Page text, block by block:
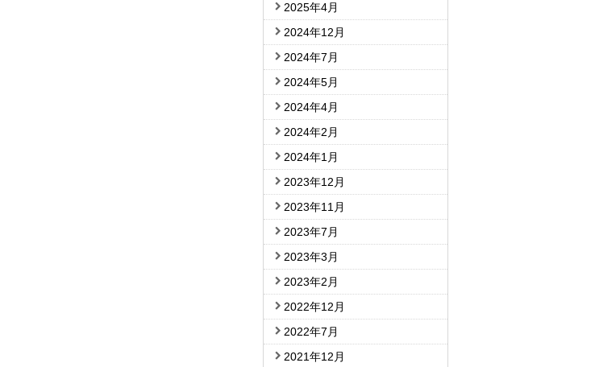
2025年4月
2024年12月
2024年7月
2024年5月
2024年4月
2024年2月
2024年1月
2023年12月
2023年11月
2023年7月
2023年3月
2023年2月
2022年12月
2022年7月
2021年12月